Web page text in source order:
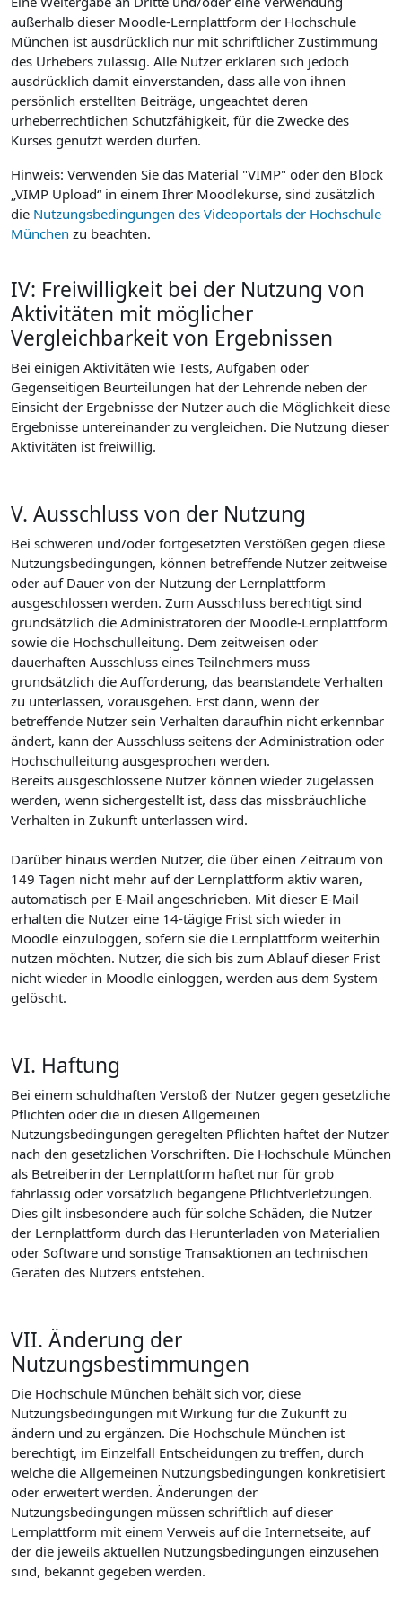
außerhalb dieser Moodle-Lernplattform der Hochschule
München ist ausdrücklich nur mit schriftlicher Zustimmung
des Urhebers zulässig. Alle Nutzer erklären sich jedoch
ausdrücklich damit einverstanden, dass alle von ihnen
persönlich erstellten Beiträge, ungeachtet deren
urheberrechtlichen Schutzfähigkeit, für die Zwecke des
Kurses genutzt werden dürfen.
Hinweis: Verwenden Sie das Material "VIMP" oder den Block
„VIMP Upload“ in einem Ihrer Moodlekurse, sind zusätzlich
die Nutzungsbedingungen des Videoportals der Hochschule
München zu beachten.
IV: Freiwilligkeit bei der Nutzung von
Aktivitäten mit möglicher
Vergleichbarkeit von Ergebnissen
Bei einigen Aktivitäten wie Tests, Aufgaben oder
Gegenseitigen Beurteilungen hat der Lehrende neben der
Einsicht der Ergebnisse der Nutzer auch die Möglichkeit diese
Ergebnisse untereinander zu vergleichen. Die Nutzung dieser
Aktivitäten ist freiwillig.
V. Ausschluss von der Nutzung
Bei schweren und/oder fortgesetzten Verstößen gegen diese
Nutzungsbedingungen, können betreffende Nutzer zeitweise
oder auf Dauer von der Nutzung der Lernplattform
ausgeschlossen werden. Zum Ausschluss berechtigt sind
grundsätzlich die Administratoren der Moodle-Lernplattform
sowie die Hochschulleitung. Dem zeitweisen oder
dauerhaften Ausschluss eines Teilnehmers muss
grundsätzlich die Aufforderung, das beanstandete Verhalten
zu unterlassen, vorausgehen. Erst dann, wenn der
betreffende Nutzer sein Verhalten daraufhin nicht erkennbar
ändert, kann der Ausschluss seitens der Administration oder
Hochschulleitung ausgesprochen werden.
Bereits ausgeschlossene Nutzer können wieder zugelassen
werden, wenn sichergestellt ist, dass das missbräuchliche
Verhalten in Zukunft unterlassen wird.
Darüber hinaus werden Nutzer, die über einen Zeitraum von
149 Tagen nicht mehr auf der Lernplattform aktiv waren,
automatisch per E-Mail angeschrieben. Mit dieser E-Mail
erhalten die Nutzer eine 14-tägige Frist sich wieder in
Moodle einzuloggen, sofern sie die Lernplattform weiterhin
nutzen möchten. Nutzer, die sich bis zum Ablauf dieser Frist
nicht wieder in Moodle einloggen, werden aus dem System
gelöscht.
VI. Haftung
Bei einem schuldhaften Verstoß der Nutzer gegen gesetzliche
Pflichten oder die in diesen Allgemeinen
Nutzungsbedingungen geregelten Pflichten haftet der Nutzer
nach den gesetzlichen Vorschriften. Die Hochschule München
als Betreiberin der Lernplattform haftet nur für grob
fahrlässig oder vorsätzlich begangene Pflichtverletzungen.
Dies gilt insbesondere auch für solche Schäden, die Nutzer
der Lernplattform durch das Herunterladen von Materialien
oder Software und sonstige Transaktionen an technischen
Geräten des Nutzers entstehen.
VII. Änderung der
Nutzungsbestimmungen
Die Hochschule München behält sich vor, diese
Nutzungsbedingungen mit Wirkung für die Zukunft zu
ändern und zu ergänzen. Die Hochschule München ist
berechtigt, im Einzelfall Entscheidungen zu treffen, durch
welche die Allgemeinen Nutzungsbedingungen konkretisiert
oder erweitert werden. Änderungen der
Nutzungsbedingungen müssen schriftlich auf dieser
Lernplattform mit einem Verweis auf die Internetseite, auf
der die jeweils aktuellen Nutzungsbedingungen einzusehen
sind, bekannt gegeben werden.